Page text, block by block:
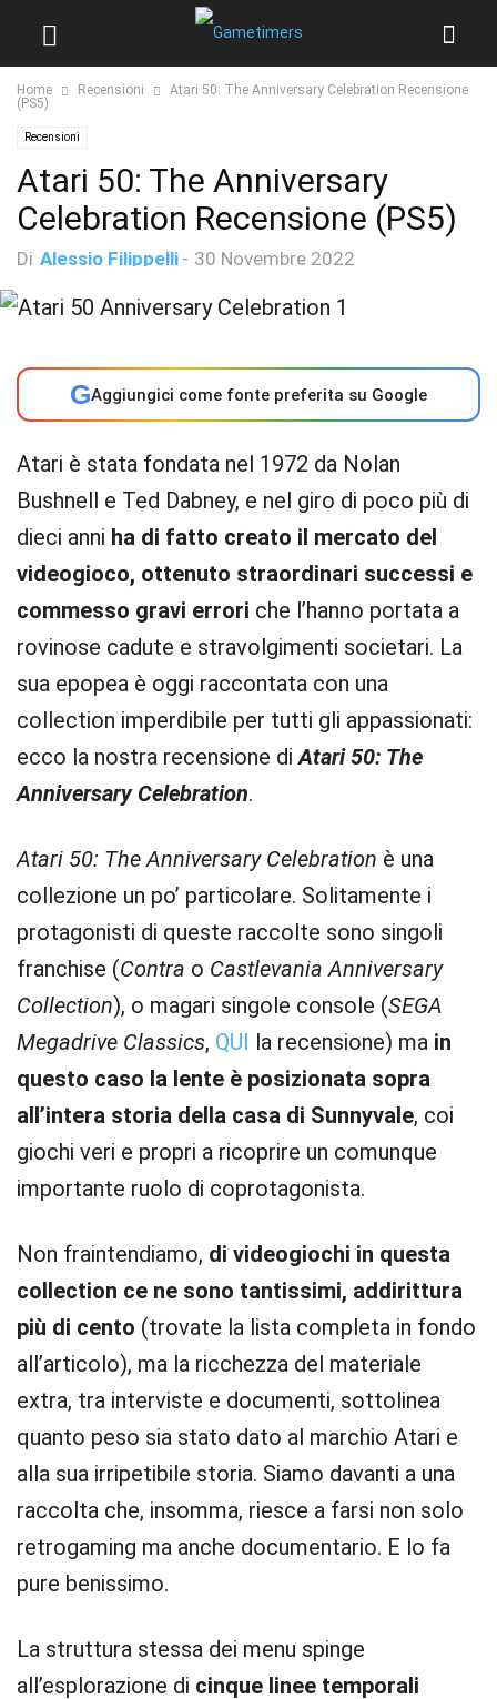
Home Recensioni
Atari 50: The Anniversary Celebration Recensione
(PS5)
Recensioni
Atari 50: The Anniversary
Celebration Recensione (PS5)
Di Alessio Filippelli - 30 Novembre 2022
GAggiungici come fonte preferita su Google
Atari è stata fondata nel 1972 da Nolan
Bushnell e Ted Dabney, e nel giro di poco più di
dieci anni ha di fatto creato il mercato del
videogioco, ottenuto straordinari successi e
commesso gravi errori che l’hanno portata a
rovinose cadute e stravolgimenti societari. La
sua epopea è oggi raccontata con una
collection imperdibile per tutti gli appassionati:
ecco la nostra recensione diAtari 50: The
Anniversary Celebration.
Atari 50: The Anniversary Celebration è una
collezione un po’ particolare. Solitamente i
protagonisti di queste raccolte sono singoli
franchise (Contra o Castlevania Anniversary
Collection), o magari singole console (SEGA
Megadrive Classics, QUI la recensione) ma in
questo caso la lente è posizionata sopra
all’intera storia della casa di Sunnyvale, coi
giochi veri e propri a ricoprire un comunque
importante ruolo di coprotagonista.
Non fraintendiamo, di videogiochi in questa
collection ce ne sono tantissimi, addirittura
più di cento (trovate la lista completa in fondo
all’articolo), ma la ricchezza del materiale
extra, tra interviste e documenti, sottolinea
quanto peso sia stato dato al marchio Atari e
alla sua irripetibile storia. Siamo davanti a una
raccolta che, insomma, riesce a farsi non solo
retrogaming ma anche documentario. E lo fa
pure benissimo.
La struttura stessa dei menu spinge
all’esplorazione di cinque linee temporali